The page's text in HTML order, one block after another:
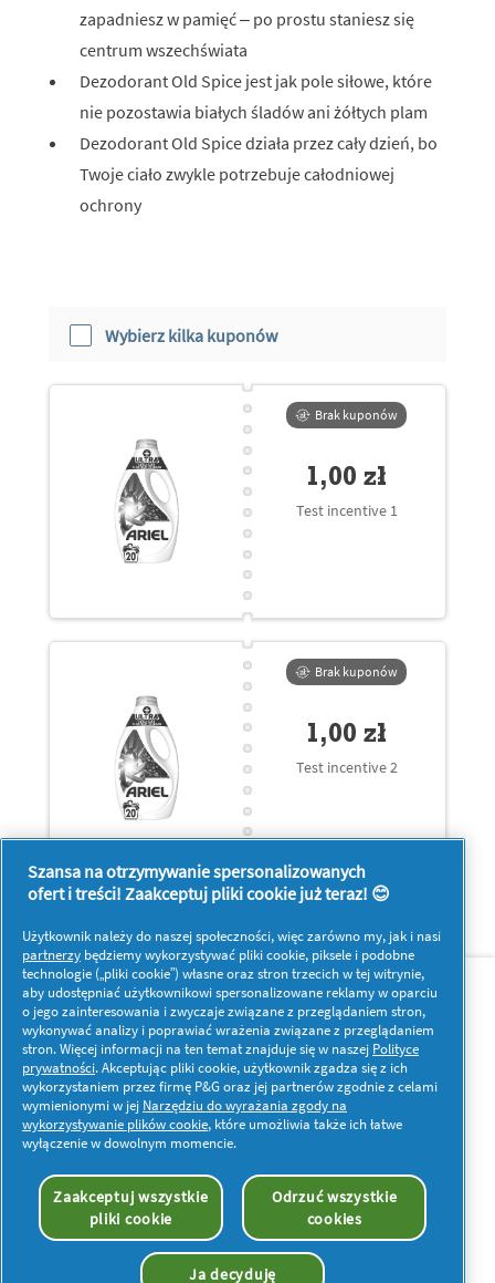
zapadniesz w pamięć – po prostu staniesz się
centrum wszechświata
Dezodorant Old Spice jest jak pole siłowe, które
nie pozostawia białych śladów ani żółtych plam
Dezodorant Old Spice działa przez cały dzień, bo
Twoje ciało zwykle potrzebuje całodniowej
ochrony
Wybierz kilka kuponów
Brak kuponów
1,00 zł
Test incentive 1
Brak kuponów
1,00 zł
Test incentive 2
O nas Kontakt
Więcej inspiracji
Oświadczenie o dostępności
© 2026 Procter & Gamble. Wszelkie prawa zastrzeżone.
Korzystanie i dostęp do danych na tej stronie podlega
postanowieniom i warunkom określonym w naszej umowie
Szansa na otrzymywanie spersonalizowanych
ofert i treści! Zaakceptuj pliki cookie już teraz! 😊
Użytkownik należy do naszej społeczności, więc zarówno my, jak i nasi
partnerzy będziemy wykorzystywać pliki cookie, piksele i podobne
technologie („pliki cookie”) własne oraz stron trzecich w tej witrynie,
aby udostępniać użytkownikowi spersonalizowane reklamy w oparciu
o jego zainteresowania i zwyczaje związane z przeglądaniem stron,
wykonywać analizy i poprawiać wrażenia związane z przeglądaniem
stron. Więcej informacji na ten temat znajduje się w naszej Polityce
prywatności. Akceptując pliki cookie, użytkownik zgadza się z ich
wykorzystaniem przez firmę P&G oraz jej partnerów zgodnie z celami
wymienionymi w jej Narzędziu do wyrażania zgody na
wykorzystywanie plików cookie, które umożliwia także ich łatwe
wyłączenie w dowolnym momencie.
Zaakceptuj wszystkie
pliki cookie
Odrzuć wszystkie
cookies
Ja decyduję